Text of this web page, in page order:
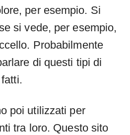
per esempio. Si
si vede, per esempio,
Probabilmente
di questi tipi di
poi utilizzati per
tra loro. Questo sito